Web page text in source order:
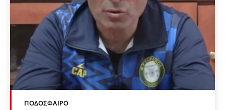
ΠΟΔΌΣΦΑΙΡΟ